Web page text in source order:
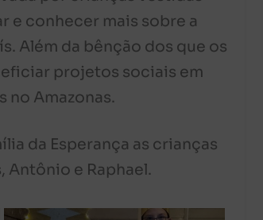
e conhecer mais sobre a
Além da bênção dos que os
projetos sociais em
no Amazonas.
da Esperança as crianças
Antônio e Raphael.